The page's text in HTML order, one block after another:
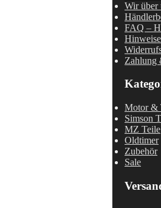
Wir über
FAQ –
Zahlung
Motor &
Simson
MZ Teile
Oldtimer
Zubehör
Sale